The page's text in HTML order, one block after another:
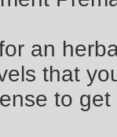
an
that
to